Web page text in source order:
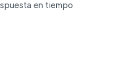
en tiempo